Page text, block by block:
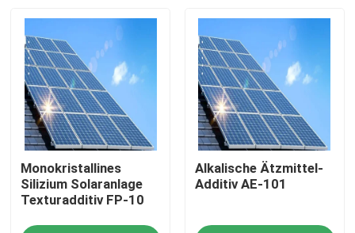
Monokristallines
Silizium Solaranlage
Texturadditiv FP-10
Alkalische Ätzmittel-
Additiv AE-101